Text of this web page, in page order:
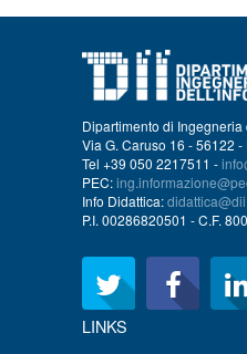
Dipartimento di
Via G. Caruso 16 - 56122 -
Tel +39 050 2217511 -
PEC:
Info Didattica:
P.I. 00286820501 - C.F.
LINKS